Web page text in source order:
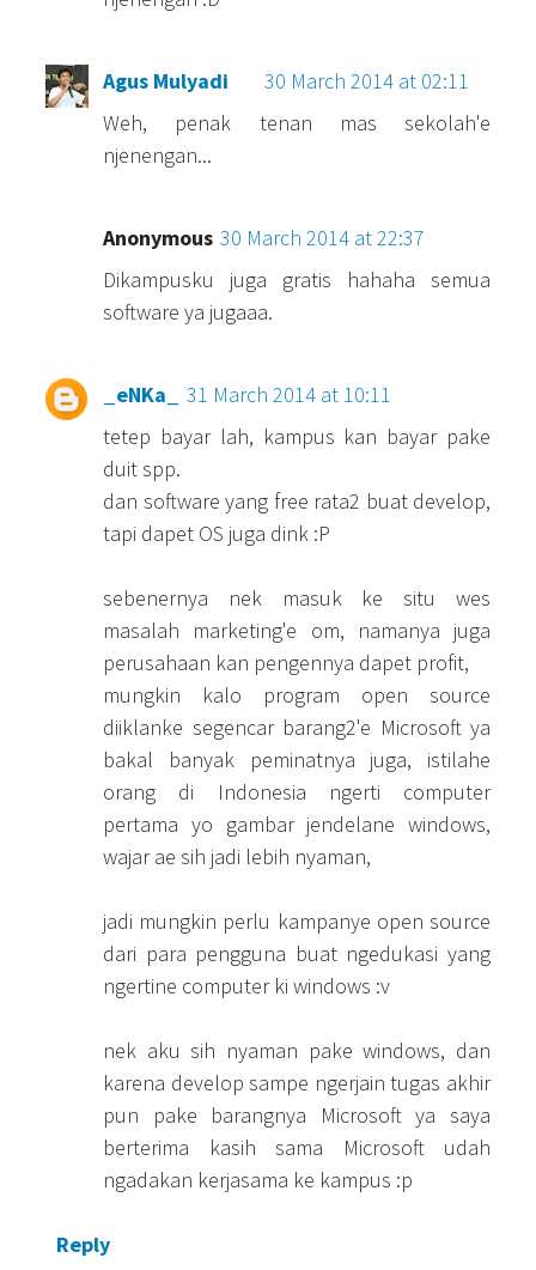
Agus Mulyadi
30 March 2014 at 02:11
Weh, penak tenan mas sekolah'e
njenengan...
Anonymous 30 March 2014 at 22:37
Dikampusku juga gratis hahaha semua
software ya jugaaa.
_eNKa_
31 March 2014 at 10:11
tetep bayar lah, kampus kan bayar pake
duit spp.
dan software yang free rata2 buat develop,
tapi dapet OS juga dink :P
sebenernya nek masuk ke situ wes
masalah marketing'e om, namanya juga
perusahaan kan pengennya dapet profit,
mungkin kalo program open source
diiklanke segencar barang2'e Microsoft ya
bakal banyak peminatnya juga, istilahe
orang di Indonesia ngerti computer
pertama yo gambar jendelane windows,
wajar ae sih jadi lebih nyaman,
jadi mungkin perlu kampanye open source
dari para pengguna buat ngedukasi yang
ngertine computer ki windows :v
nek aku sih nyaman pake windows, dan
karena develop sampe ngerjain tugas akhir
pun pake barangnya Microsoft ya saya
berterima kasih sama Microsoft udah
ngadakan kerjasama ke kampus :p
Reply